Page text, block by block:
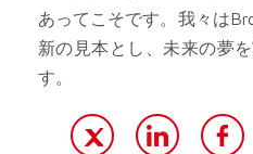
あってこそです。我々は
新の見本とし、未来の夢
す。